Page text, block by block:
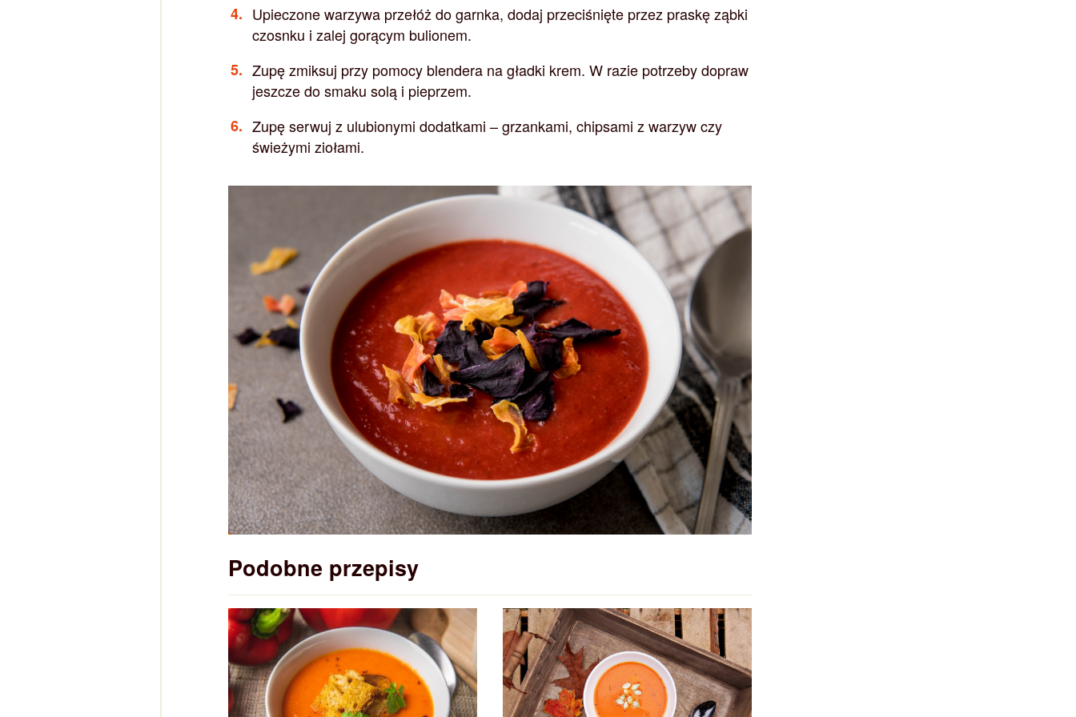
Upieczone warzywa przełóż do garnka, dodaj przeciśnięte przez praskę ząbki
czosnku i zalej gorącym bulionem.
Zupę zmiksuj przy pomocy blendera na gładki krem. W razie potrzeby dopraw
jeszcze do smaku solą i pieprzem.
Zupę serwuj z ulubionymi dodatkami – grzankami, chipsami z warzyw czy
świeżymi ziołami.
Podobne przepisy